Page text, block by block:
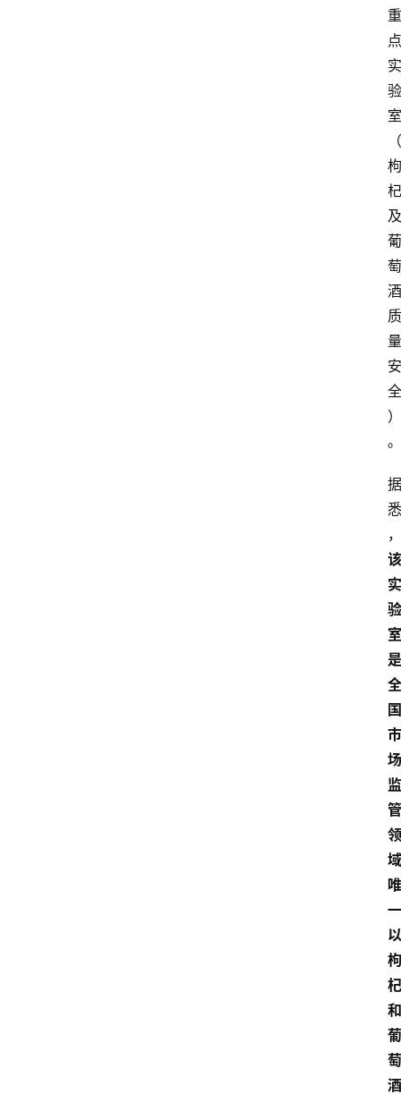
重
点
实
验
室
（
枸
杞
及
葡
萄
酒
质
量
安
全
）
。
据
悉
，
该
实
验
室
是
全
国
市
场
监
管
领
域
唯
一
以
枸
杞
和
葡
萄
酒